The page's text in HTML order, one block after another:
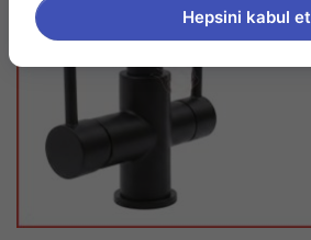
Hepsini kabul et